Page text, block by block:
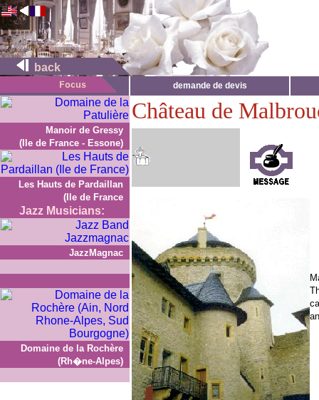
back
demande de devis
Manoir de Gressy
(Ile de France - Essone)
Les Hauts de Pardaillan
(Ile de France
Jazz Musicians:
JazzMagnac
Domaine de la Rochère
(Rh�ne-Alpes)
Château de